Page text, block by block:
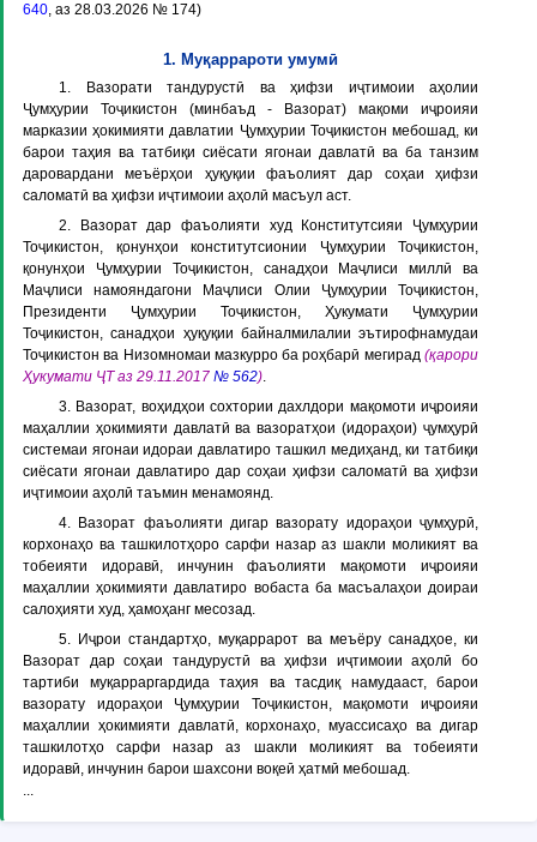
640, аз 28.03.2026 № 174)
1. Муқаррароти умумӣ
1. Вазорати тандурустӣ ва ҳифзи иҷтимоии аҳолии
Ҷумҳурии Тоҷикистон (минбаъд -
Вазорат) мақоми иҷроияи
марказии ҳокимияти давлатии Ҷумҳурии Тоҷикистон мебошад, ки
барои таҳия ва татбиқи сиёсати ягонаи давлатӣ ва ба танзим
даровардани меъёрҳои ҳуқуқии фаъолият дар соҳаи ҳифзи
саломатӣ ва ҳифзи иҷтимоии аҳолӣ масъул аст.
2. Вазорат дар фаъолияти худ Конститутсияи Ҷумҳурии
Тоҷикистон, қонунҳои конститутсионии Ҷумҳурии Тоҷикистон,
қонунҳои Ҷумҳурии Тоҷикистон, санадҳои Маҷлиси миллӣ ва
Маҷлиси намояндагони Маҷлиси Олии Ҷумҳурии Тоҷикистон,
Президенти Ҷумҳурии Тоҷикистон, Ҳукумати Ҷумҳурии
Тоҷикистон, санадҳои ҳуқуқии байналмилалии эътирофнамудаи
Тоҷикистон ва Низомномаи мазкурро ба роҳбарӣ мегирад (қарори
Ҳукумати ҶТ аз 29.11.2017 № 562).
3. Вазорат, воҳидҳои сохтории дахлдори мақомоти иҷроияи
маҳаллии ҳокимияти давлатӣ ва вазоратҳои (идораҳои) ҷумҳурӣ
системаи ягонаи идораи давлатиро ташкил медиҳанд, ки татбиқи
сиёсати ягонаи давлатиро дар соҳаи ҳифзи саломатӣ ва ҳифзи
иҷтимоии аҳолӣ таъмин менамоянд.
4. Вазорат фаъолияти дигар вазорату идораҳои ҷумҳурӣ,
корхонаҳо ва ташкилотҳоро сарфи назар аз шакли моликият ва
тобеияти идоравӣ, инчунин фаъолияти мақомоти иҷроияи
маҳаллии ҳокимияти давлатиро вобаста ба масъалаҳои доираи
салоҳияти худ, ҳамоҳанг месозад.
5. Иҷрои стандартҳо, муқаррарот ва меъёру санадҳое, ки
Вазорат дар соҳаи тандурустӣ ва ҳифзи иҷтимоии аҳолӣ бо
тартиби муқарраргардида таҳия ва тасдиқ намудааст, барои
вазорату идораҳои Ҷумҳурии Тоҷикистон, мақомоти иҷроияи
маҳаллии ҳокимияти давлатӣ, корхонаҳо, муассисаҳо ва дигар
ташкилотҳо сарфи назар аз шакли моликият ва тобеияти
идоравӣ, инчунин барои шахсони воқеӣ ҳатмӣ мебошад.
...